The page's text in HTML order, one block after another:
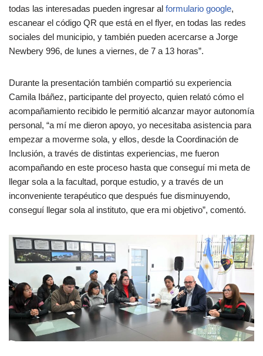
todas las interesadas pueden ingresar al formulario google,
escanear el código QR que está en el flyer, en todas las redes
sociales del municipio, y también pueden acercarse a Jorge
Newbery 996, de lunes a viernes, de 7 a 13 horas”.
Durante la presentación también compartió su experiencia
Camila Ibáñez, participante del proyecto, quien relató cómo el
acompañamiento recibido le permitió alcanzar mayor autonomía
personal, “a mí me dieron apoyo, yo necesitaba asistencia para
empezar a moverme sola, y ellos, desde la Coordinación de
Inclusión, a través de distintas experiencias, me fueron
acompañando en este proceso hasta que conseguí mi meta de
llegar sola a la facultad, porque estudio, y a través de un
inconveniente terapéutico que después fue disminuyendo,
conseguí llegar sola al instituto, que era mi objetivo”, comentó.